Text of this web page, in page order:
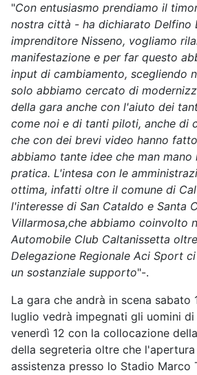
"Con entusiasmo prendiamo il
nostra città - ha dichiarato Delfino
imprenditore Nisseno, vogliamo
manifestazione e per far questo
input di cambiamento, scegliendo
solo abbiamo cercato di
della gara anche con l'aiuto dei
come noi e di tanti piloti, anche di
che con dei brevi video hanno
abbiamo tante idee che man mano
pratica. L'intesa con le
ottima, infatti oltre il comune di
l'interesse di San Cataldo e Santa
Villarmosa,che abbiamo coinvolto
Automobile Club Caltanissetta
Delegazione Regionale Aci Sport
un sostanziale supporto"-.
La gara che andrà in scena sabato
luglio vedrà impegnati gli uomini
venerdì 12 con la collocazione
della segreteria oltre che
assistenza presso lo Stadio Marco